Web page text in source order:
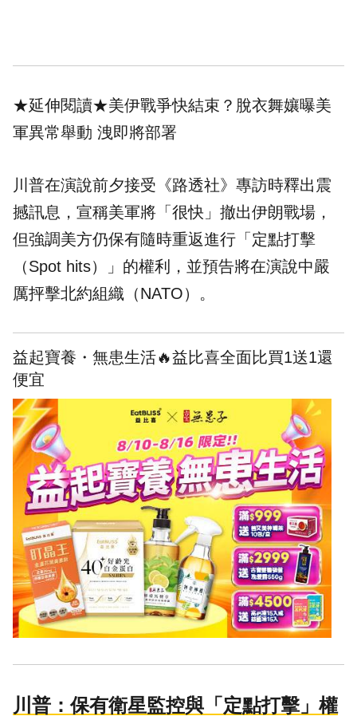
★延伸閱讀★美伊戰爭快結束？脫衣舞孃曝美
軍異常舉動 洩即將部署
川普在演說前夕接受《路透社》專訪時釋出震
撼訊息，宣稱美軍將「很快」撤出伊朗戰場，
但強調美方仍保有隨時重返進行「定點打擊
（Spot hits）」的權利，並預告將在演說中嚴
厲抨擊北約組織（NATO）。
益起寶養・無患生活🔥益比喜全面比買1送1還
便宜
川普：保有衛星監控與「定點打擊」權